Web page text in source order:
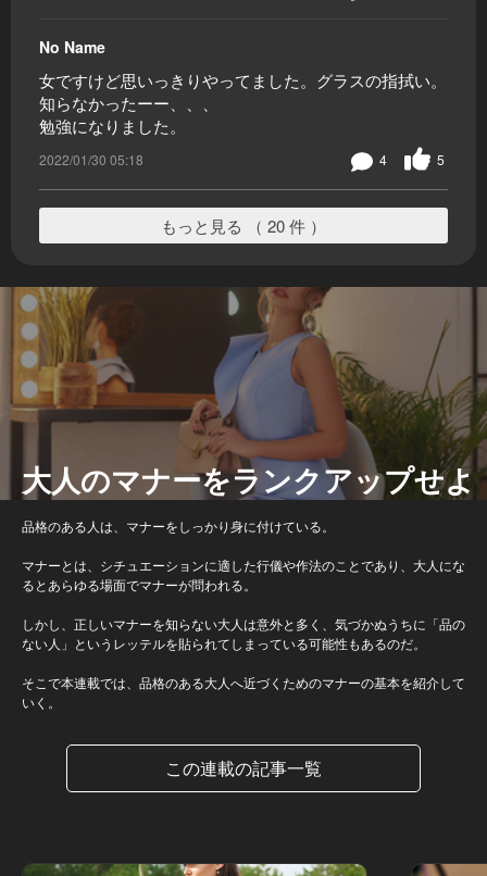
No Name
女ですけど思いっきりやってました。グラスの指拭い。
知らなかったーー、、、
勉強になりました。
2022/01/30 05:18 5
4
もっと見る （ 20 件 ）
大人のマナーをランクアップせよ
品格のある人は、マナーをしっかり身に付けている。
マナーとは、シチュエーションに適した行儀や作法のことであり、大人にな
るとあらゆる場面でマナーが問われる。
しかし、正しいマナーを知らない大人は意外と多く、気づかぬうちに「品の
ない人」というレッテルを貼られてしまっている可能性もあるのだ。
そこで本連載では、品格のある大人へ近づくためのマナーの基本を紹介して
いく。
この連載の記事一覧